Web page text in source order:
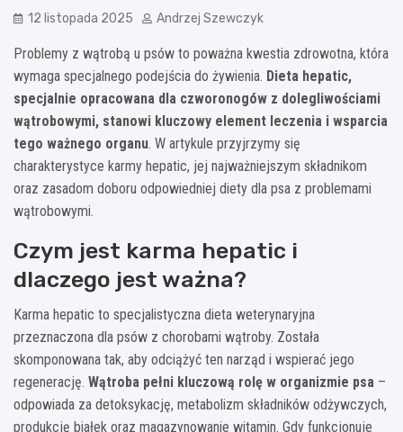
12 listopada 2025 Andrzej Szewczyk
Problemy z wątrobą u psów to poważna kwestia zdrowotna, która
wymaga specjalnego podejścia do żywienia. Dieta hepatic,
specjalnie opracowana dla czworonogów z dolegliwościami
wątrobowymi, stanowi kluczowy element leczenia i wsparcia
tego ważnego organu. W artykule przyjrzymy się
charakterystyce karmy hepatic, jej najważniejszym składnikom
oraz zasadom doboru odpowiedniej diety dla psa z problemami
wątrobowymi.
Czym jest karma hepatic i
dlaczego jest ważna?
Karma hepatic to specjalistyczna dieta weterynaryjna
przeznaczona dla psów z chorobami wątroby. Została
skomponowana tak, aby odciążyć ten narząd i wspierać jego
regenerację. Wątroba pełni kluczową rolę w organizmie psa –
odpowiada za detoksykację, metabolizm składników odżywczych,
produkcję białek oraz magazynowanie witamin. Gdy funkcjonuje